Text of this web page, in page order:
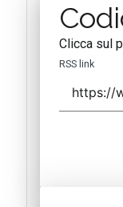
Clicca sul
RSS link